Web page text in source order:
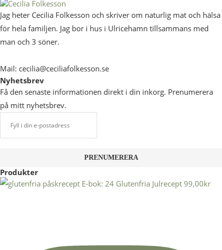
Jag heter Cecilia Folkesson och skriver om naturlig mat och hälsa
för hela familjen. Jag bor i hus i Ulricehamn tillsammans med
man och 3 söner.
Mail: cecilia@ceciliafolkesson.se
Nyhetsbrev
Få den senaste informationen direkt i din inkorg. Prenumerera
på mitt nyhetsbrev.
Produkter
E-bok: 24 Glutenfria Julrecept 99,00kr